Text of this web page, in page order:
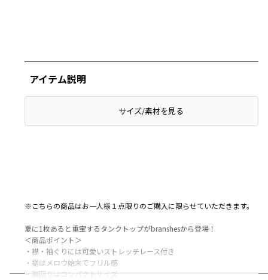
アイテム説明
サイズ/素材を見る
※こちらの商品はお一人様１点限りのご購入に限らせていただきます。
夏に1枚あると重宝するタンクトップがbranshesから登場！
＜商品ポイント＞
・襟・袖ぐりには可愛いストレッチレース付き
・裾はメロウ始末でフリル感
・胸回りはコンパクトサイズ